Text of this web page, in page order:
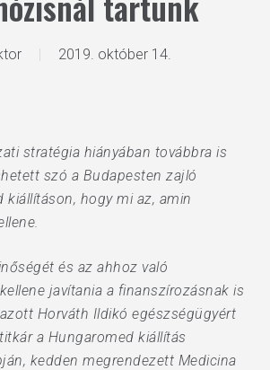
2019. október 14.
stratégia hiányában továbbra is
szó a Budapesten zajló
kiállításon, hogy mi az, amin
és az ahhoz való
javítania a finanszírozásnak is
Horváth Ildikó egészségügyért
a Hungaromed kiállítás
kedden megrendezett Medicina